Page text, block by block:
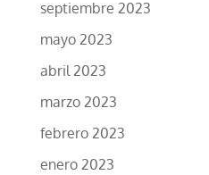
septiembre 2023
mayo 2023
abril 2023
marzo 2023
febrero 2023
enero 2023